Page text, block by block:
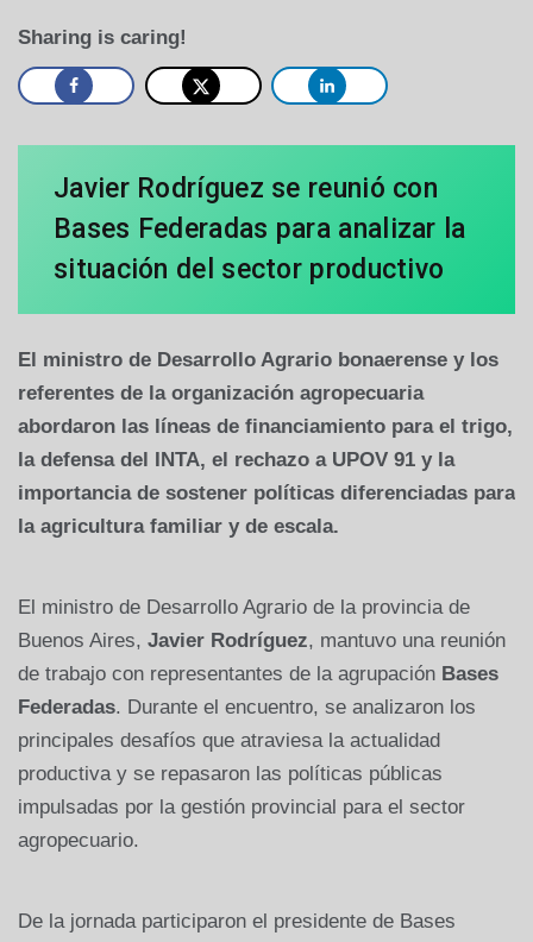
Sharing is caring!
Javier Rodríguez se reunió con
Bases Federadas para analizar la
situación del sector productivo
El ministro de Desarrollo Agrario bonaerense y los
referentes de la organización agropecuaria
abordaron las líneas de financiamiento para el trigo,
la defensa del INTA, el rechazo a UPOV 91 y la
importancia de sostener políticas diferenciadas para
la agricultura familiar y de escala.
El ministro de Desarrollo Agrario de la provincia de
Buenos Aires, Javier Rodríguez, mantuvo una reunión
de trabajo con representantes de la agrupación Bases
Federadas. Durante el encuentro, se analizaron los
principales desafíos que atraviesa la actualidad
productiva y se repasaron las políticas públicas
impulsadas por la gestión provincial para el sector
agropecuario.
De la jornada participaron el presidente de Bases